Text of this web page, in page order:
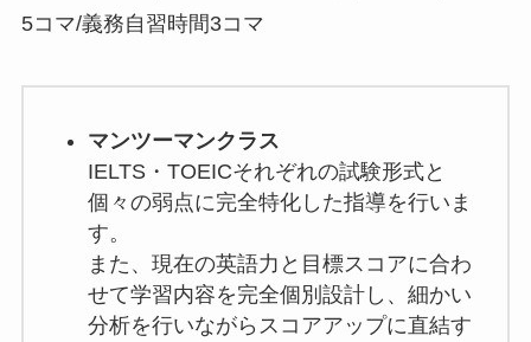
5コマ/義務自習時間3コマ
マンツーマンクラス
IELTS・TOEICそれぞれの試験形式と
個々の弱点に完全特化した指導を行いま
す。
また、現在の英語力と目標スコアに合わ
せて学習内容を完全個別設計し、細かい
分析を行いながらスコアアップに直結す